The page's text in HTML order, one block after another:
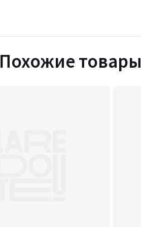
Похожие товары